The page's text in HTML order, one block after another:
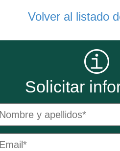
Volver al listado
Solicitar